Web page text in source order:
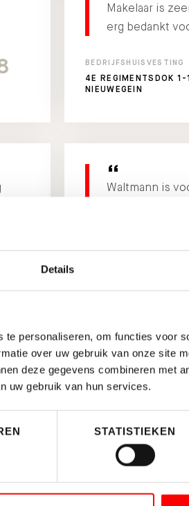
Details
personaliseren, om functies voor
over uw gebruik van onze site
deze gegevens combineren met
uw gebruik van hun services.
STATISTIEKEN
Makelaar is
erg bedankt
BEDRIJFSHUISVESTING
4E REGIMENTSDOK 1-
NIEUWEGEIN
Waltmann is
kundig en
Hopelijk
HERTOGSWETERING
UTRECHT
Wij zijn zeer
Jeroen van
deskundig,
erg prettig om